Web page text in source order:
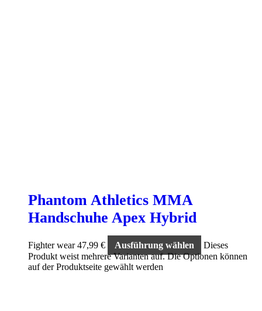
Phantom Athletics MMA
Handschuhe Apex Hybrid
Fighter wear47,99 € Ausführung wählen
Dieses
Produkt weist mehrere Varianten auf. Die Optionen können
auf der Produktseite gewählt werden